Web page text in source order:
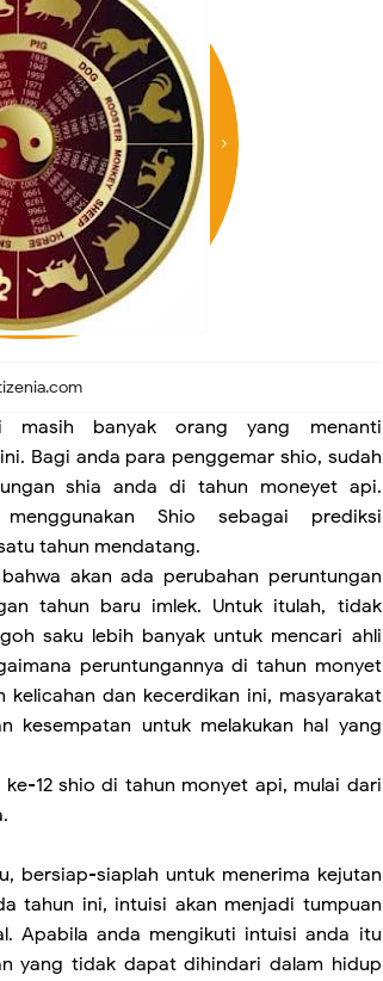
masih banyak orang yang menanti
Bagi anda para penggemar shio, sudah
shia anda di tahun moneyet api.
Shio sebagai prediksi
tahun mendatang.
akan ada perubahan peruntungan
tahun baru imlek. Untuk itulah, tidak
saku lebih banyak untuk mencari ahli
peruntungannya di tahun monyet
dan kecerdikan ini, masyarakat
kesempatan untuk melakukan hal yang
12 shio di tahun monyet api, mulai dari
bersiap-siaplah untuk menerima kejutan
tahun ini, intuisi akan menjadi tumpuan
Apabila anda mengikuti intuisi anda itu
yang tidak dapat dihindari dalam hidup